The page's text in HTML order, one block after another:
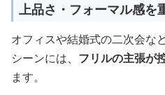
上品さ・フォーマル感を
オフィスや結婚式の二次会な
シーンには、 フリルの主張が
ます。